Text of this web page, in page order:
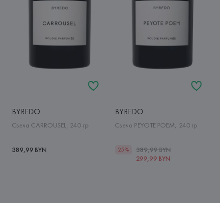
BYREDO
Свеча CARROUSEL, 240 гр
389,99 BYN
BYREDO
Свеча PEYOTE POEM, 240 гр
25%
389,99 BYN
299,99 BYN